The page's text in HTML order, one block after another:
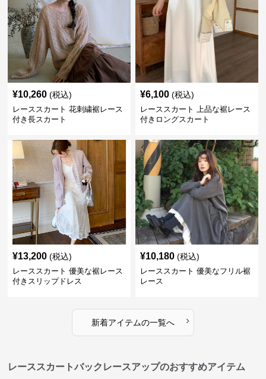
¥10,260 (税込)
レーススカート 花刺繍裾レース
付き長スカート
¥6,100 (税込)
レーススカート 上品な裾レース
付きロングスカート
¥13,200 (税込)
レーススカート 優美な裾レース
付きスリップドレス
¥10,180 (税込)
レーススカート 優美なフリル裾
レース
新着アイテムの一覧へ ›
レーススカートバックレースアップのおすすめアイテム